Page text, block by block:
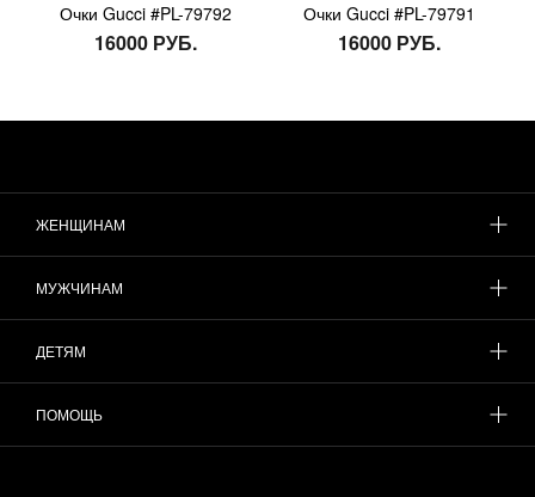
Очки Gucci #PL-79792
16000 РУБ.
Очки Gucci #PL-79791
16000 РУБ.
ЖЕНЩИНАМ
МУЖЧИНАМ
ДЕТЯМ
ПОМОЩЬ